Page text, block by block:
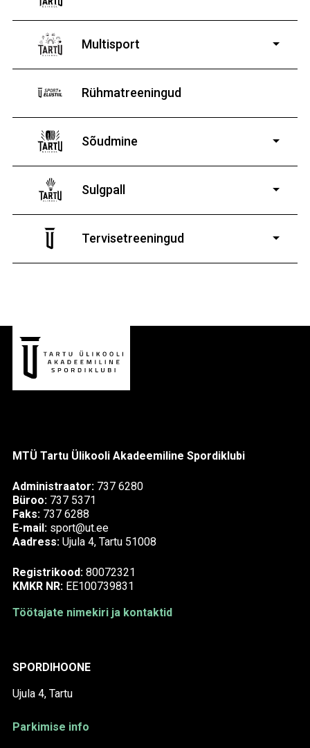
poistele ja tüdrukutele
Multisport
Rühmatreeningud
Sõudmine
poistele ja tüdrukutele
Sulgpall
poistele ja tüdrukutele
Tervisetreeningud
MTÜ Tartu Ülikooli Akadeemiline Spordiklubi
Administraator: 737 6280
Büroo: 737 5371
Faks: 737 6288
E-mail: sport@ut.ee
Aadress: Ujula 4, Tartu 51008
Registrikood: 80072321
KMKR NR: EE100739831
Töötajate nimekiri ja kontaktid
SPORDIHOONE
Ujula 4, Tartu
Parkimise info